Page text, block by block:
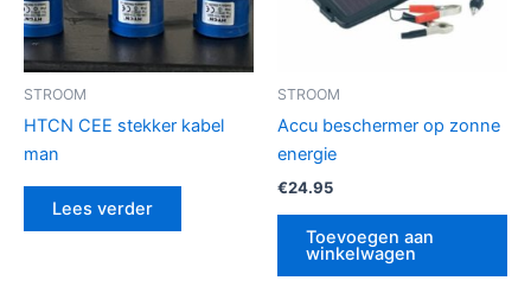
STROOM
HTCN CEE stekker kabel
man
Lees verder
STROOM
Accu beschermer op zonne
energie
€24.95
Toevoegen aan
winkelwagen